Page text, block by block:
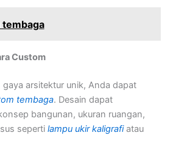
tembaga
Custom
arsitektur unik, Anda dapat
tembaga. Desain dapat
bangunan, ukuran ruangan,
seperti lampu ukir kaligrafiatau